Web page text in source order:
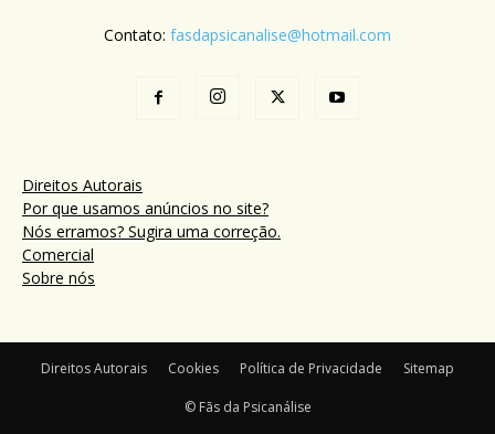
Contato: fasdapsicanalise@hotmail.com
Direitos Autorais
Por que usamos anúncios no site?
Nós erramos? Sugira uma correção.
Comercial
Sobre nós
Direitos Autorais Cookies Política de Privacidade Sitemap
© Fãs da Psicanálise